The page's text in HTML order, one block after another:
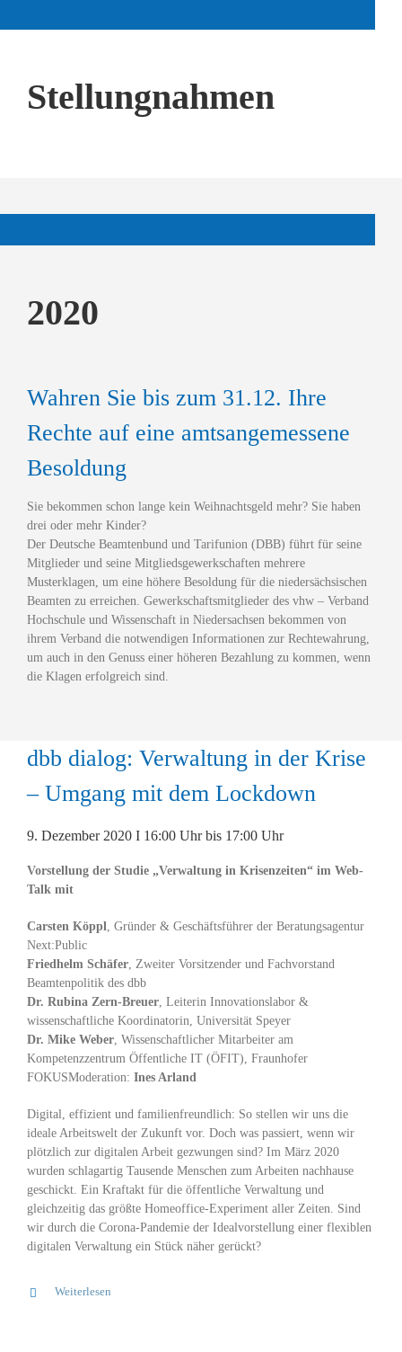
Stellungnahmen
2020
Wahren Sie bis zum 31.12. Ihre
Rechte auf eine amtsangemessene
Besoldung
Sie bekommen schon lange kein Weihnachtsgeld mehr? Sie haben
drei oder mehr Kinder?
Der Deutsche Beamtenbund und Tarifunion (DBB) führt für seine
Mitglieder und seine Mitgliedsgewerkschaften mehrere
Musterklagen, um eine höhere Besoldung für die niedersächsischen
Beamten zu erreichen. Gewerkschaftsmitglieder des vhw – Verband
Hochschule und Wissenschaft in Niedersachsen bekommen von
ihrem Verband die notwendigen Informationen zur Rechtewahrung,
um auch in den Genuss einer höheren Bezahlung zu kommen, wenn
die Klagen erfolgreich sind.
dbb dialog: Verwaltung in der Krise
– Umgang mit dem Lockdown
9. Dezember 2020 I 16:00 Uhr bis 17:00 Uhr
Vorstellung der Studie „Verwaltung in Krisenzeiten“ im Web-
Talk mit
Carsten Köppl , Gründer & Geschäftsführer der Beratungsagentur
Next:Public
Friedhelm Schäfer , Zweiter Vorsitzender und Fachvorstand
Beamtenpolitik des dbb
Dr. Rubina Zern-Breuer , Leiterin Innovationslabor &
wissenschaftliche Koordinatorin, Universität Speyer
Dr. Mike Weber , Wissenschaftlicher Mitarbeiter am
Kompetenzzentrum Öffentliche IT (ÖFIT), Fraunhofer
FOKUSModeration: Ines Arland
Digital, effizient und familienfreundlich: So stellen wir uns die
ideale Arbeitswelt der Zukunft vor. Doch was passiert, wenn wir
plötzlich zur digitalen Arbeit gezwungen sind? Im März 2020
wurden schlagartig Tausende Menschen zum Arbeiten nachhause
geschickt. Ein Kraftakt für die öffentliche Verwaltung und
gleichzeitig das größte Homeoffice-Experiment aller Zeiten. Sind
wir durch die Corona-Pandemie der Idealvorstellung einer flexiblen
digitalen Verwaltung ein Stück näher gerückt?
Weiterlesen